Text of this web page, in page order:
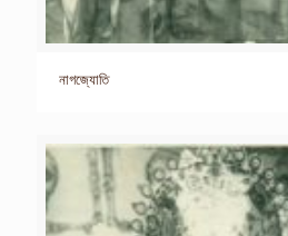
নাগজ্যোতি